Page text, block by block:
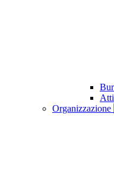
Organizzazione